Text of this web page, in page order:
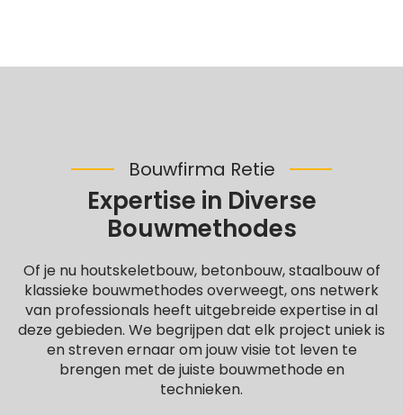
Bouwfirma Retie
Expertise in Diverse
Bouwmethodes
Of je nu houtskeletbouw, betonbouw, staalbouw of
klassieke bouwmethodes overweegt, ons netwerk
van professionals heeft uitgebreide expertise in al
deze gebieden. We begrijpen dat elk project uniek is
en streven ernaar om jouw visie tot leven te
brengen met de juiste bouwmethode en
technieken.